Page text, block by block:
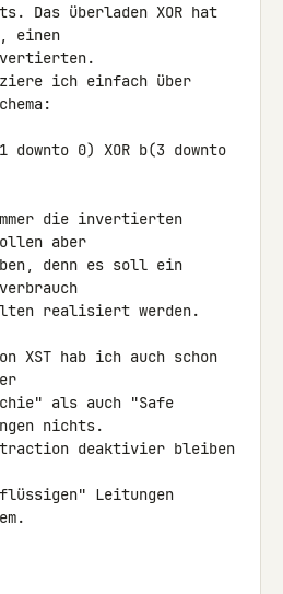
Das überladen XOR hat
einen
ich einfach über
downto 0) XOR b(3 downto
die invertierten
aber
denn es soll ein
realisiert werden.
XST hab ich auch schon
als auch "Safe
nichts.
deaktivier bleiben
Leitungen